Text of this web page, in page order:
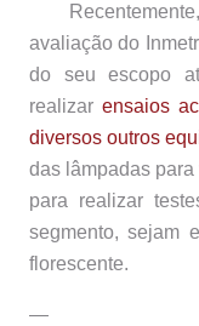
Recentemente,
avaliação do
do seu escopo
realizarensaios
diversos outros
das lâmpadas
para realizar
segmento, sejam
florescente.
—